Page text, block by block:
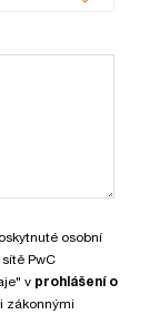
osobní
PwC
v prohlášení o
zákonnými